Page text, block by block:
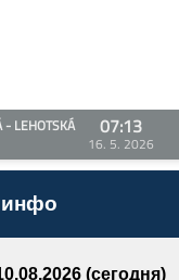
- LEHOTSKÁ
07:13
16. 5. 2026
инфо
(сегодня)